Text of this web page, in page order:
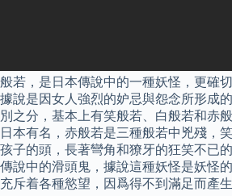
般若，是日本傳說中的一種妖怪，更確
據說是因女人強烈的妒忌與怨念所形成
別之分，基本上有笑般若、白般若和赤
日本有名，赤般若是三種般若中兇殘，
孩子的頭，長著彎角和獠牙的狂笑不已
傳說中的滑頭鬼，據說這種妖怪是妖怪
充斥着各種慾望，因爲得不到滿足而產